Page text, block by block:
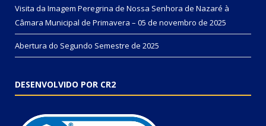
Visita da Imagem Peregrina de Nossa Senhora de Nazaré à
Câmara Municipal de Primavera – 05 de novembro de 2025
Abertura do Segundo Semestre de 2025
DESENVOLVIDO POR CR2